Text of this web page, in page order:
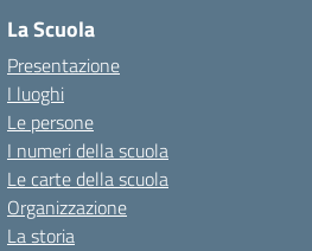
La Scuola
Presentazione
I luoghi
Le persone
I numeri della scuola
Le carte della scuola
Organizzazione
La storia